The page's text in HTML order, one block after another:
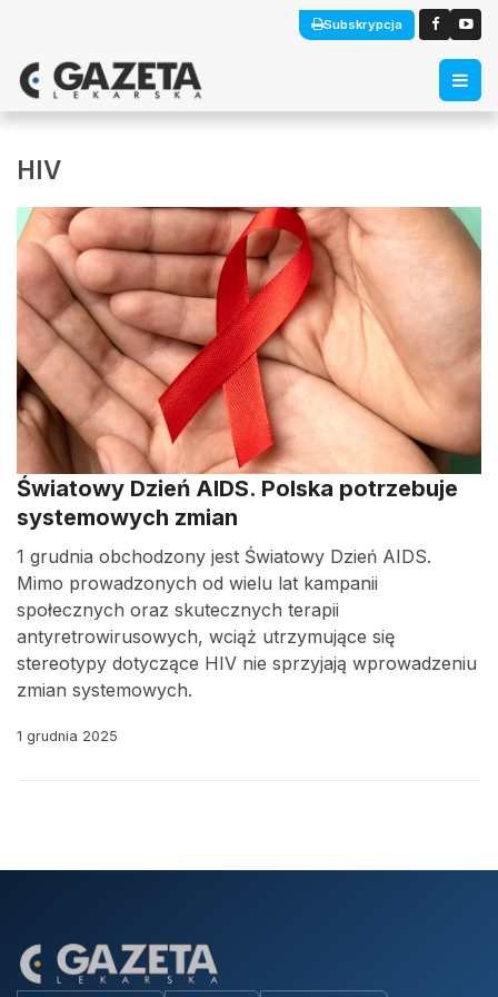
Subskrypcja
HIV
Światowy Dzień AIDS. Polska potrzebuje
systemowych zmian
1 grudnia obchodzony jest Światowy Dzień AIDS.
Mimo prowadzonych od wielu lat kampanii
społecznych oraz skutecznych terapii
antyretrowirusowych, wciąż utrzymujące się
stereotypy dotyczące HIV nie sprzyjają wprowadzeniu
zmian systemowych.
1 grudnia 2025